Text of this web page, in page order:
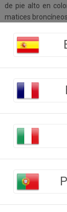
de pie alto en
matices
larga vida útil.Sus
para mesas de
hoteles o
vástago
de plato con
largas tipo cirio.
Medidas:
Montaje: